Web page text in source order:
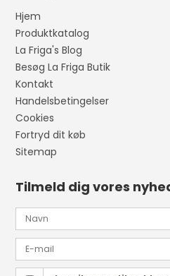
Hjem
Produktkatalog
La Friga's Blog
Besøg La Friga Butik
Kontakt
Handelsbetingelser
Cookies
Fortryd dit køb
Sitemap
Tilmeld dig vores